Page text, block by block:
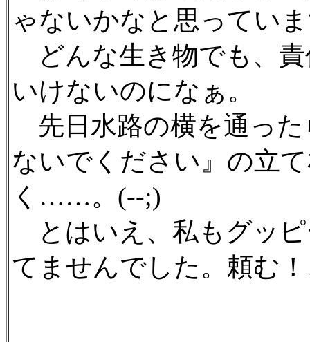
ゃないかなと思ってい
どんな生き物でも、
いけないのになぁ。
先日水路の横を通った
ないでください』の立
く……。(--;)
とはいえ、私もグッ
てませんでした。頼む